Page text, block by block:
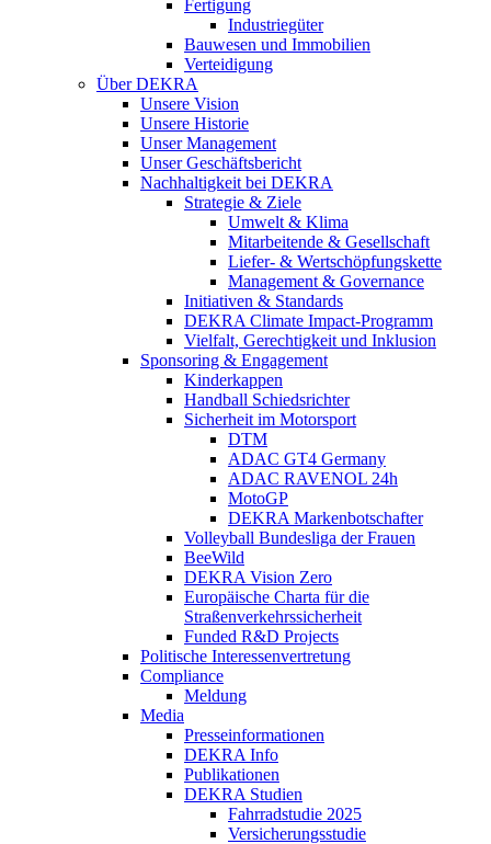
Fertigung
Industriegüter
Bauwesen und Immobilien
Verteidigung
Über DEKRA
Unsere Vision
Unsere Historie
Unser Management
Unser Geschäftsbericht
Nachhaltigkeit bei DEKRA
Strategie & Ziele
Umwelt & Klima
Mitarbeitende & Gesellschaft
Liefer- & Wertschöpfungskette
Management & Governance
Initiativen & Standards
DEKRA Climate Impact-Programm
Vielfalt, Gerechtigkeit und Inklusion​
Sponsoring & Engagement
Kinderkappen
Handball Schiedsrichter
Sicherheit im Motorsport
DTM
ADAC GT4 Germany
ADAC RAVENOL 24h
MotoGP
DEKRA Markenbotschafter
Volleyball Bundesliga der Frauen
BeeWild
DEKRA Vision Zero
Europäische Charta für die
Straßenverkehrssicherheit
Funded R&D Projects
Politische Interessenvertretung
Compliance
Meldung
Media
Presseinformationen
DEKRA Info
Publikationen
DEKRA Studien
Fahrradstudie 2025
Versicherungsstudie